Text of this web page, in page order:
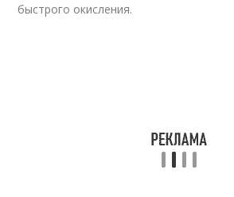
быстрого окисления.